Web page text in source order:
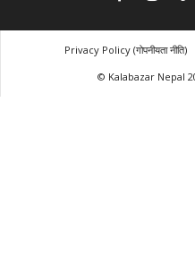
Privacy Policy (गोपनीयता नीति)
© Kalabazar Nepal